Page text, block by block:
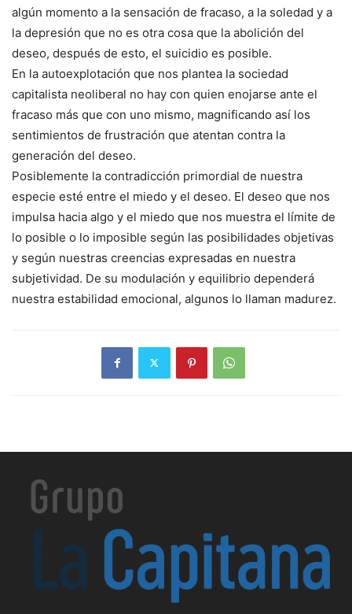
algún momento a la sensación de fracaso, a la soledad y a
la depresión que no es otra cosa que la abolición del
deseo, después de esto, el suicidio es posible.
En la autoexplotación que nos plantea la sociedad
capitalista neoliberal no hay con quien enojarse ante el
fracaso más que con uno mismo, magnificando así los
sentimientos de frustración que atentan contra la
generación del deseo.
Posiblemente la contradicción primordial de nuestra
especie esté entre el miedo y el deseo. El deseo que nos
impulsa hacia algo y el miedo que nos muestra el límite de
lo posible o lo imposible según las posibilidades objetivas
y según nuestras creencias expresadas en nuestra
subjetividad. De su modulación y equilibrio dependerá
nuestra estabilidad emocional, algunos lo llaman madurez.